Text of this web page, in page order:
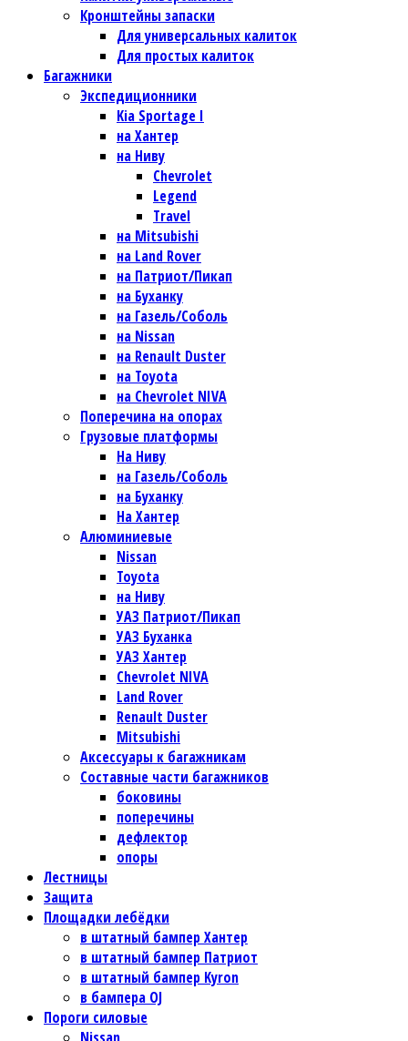
Кронштейны запаски
Для универсальных калиток
Для простых калиток
Багажники
Экспедиционники
Kia Sportage I
на Хантер
на Ниву
Chevrolet
Legend
Travel
на Mitsubishi
на Land Rover
на Патриот/Пикап
на Буханку
на Газель/Соболь
на Nissan
на Renault Duster
на Toyota
на Chevrolet NIVA
Поперечина на опорах
Грузовые платформы
На Ниву
на Газель/Соболь
на Буханку
На Хантер
Алюминиевые
Nissan
Toyota
на Ниву
УАЗ Патриот/Пикап
УАЗ Буханка
УАЗ Хантер
Chevrolet NIVA
Land Rover
Renault Duster
Mitsubishi
Аксессуары к багажникам
Составные части багажников
боковины
поперечины
дефлектор
опоры
Лестницы
Защита
Площадки лебёдки
в штатный бампер Хантер
в штатный бампер Патриот
в штатный бампер Kyron
в бампера OJ
Пороги силовые